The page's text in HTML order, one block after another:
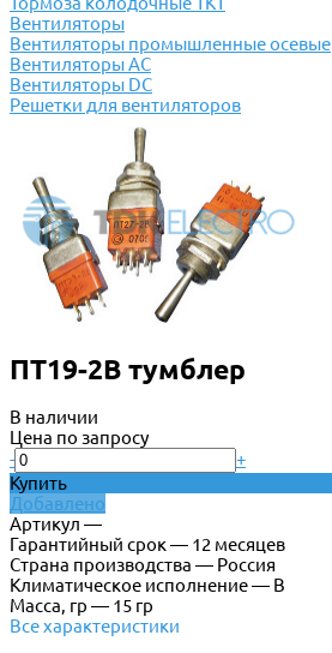
Вентиляторы
Вентиляторы промышленные осевые
Вентиляторы АС
Вентиляторы DC
Решетки для вентиляторов
ПТ19-2В тумблер
В наличии
Цена по запросу
-
+
Купить
Добавлено
Артикул —
Гарантийный срок — 12 месяцев
Страна производства — Россия
Климатическое исполнение — В
Масса, гр — 15 гр
Все характеристики